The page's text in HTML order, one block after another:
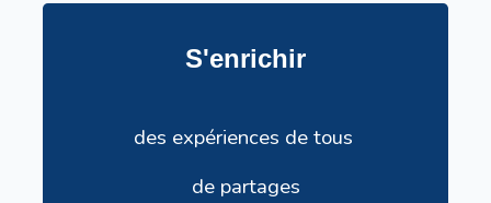
S'enrichir
des expériences de tous
de partages